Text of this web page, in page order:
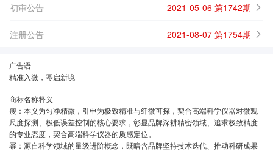
初审公告 2021-05-06 第1742期
注册公告 2021-08-07 第1754期
广告语
精准入微，幂启新境
商标名称释义
瘦：本义为匀净精微，引申为极致精准与纤微可探，契合高端科学仪器对微观
尺度探测、极低误差控制的核心要求，彰显品牌深耕精密领域、追求极致精度
的专业态度，契合高端科学仪器的质感定位。
幂：源自科学领域的量级进阶概念，既暗含品牌坚持技术迭代、推动科研成果